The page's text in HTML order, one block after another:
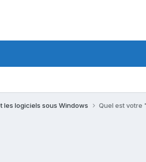
les logiciels sous Windows Quel est votre